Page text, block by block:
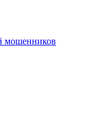
мошенников